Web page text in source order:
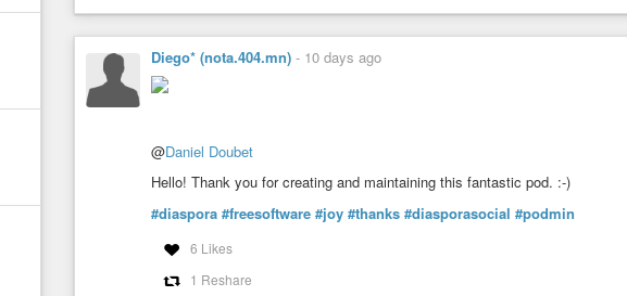
Diego* (nota.404.mn) - 10 days ago
@Daniel Doubet
Hello! Thank you for creating and maintaining this fantastic pod. :-)
#diaspora #freesoftware #joy #thanks #diasporasocial #podmin
6 Likes
1 Reshare